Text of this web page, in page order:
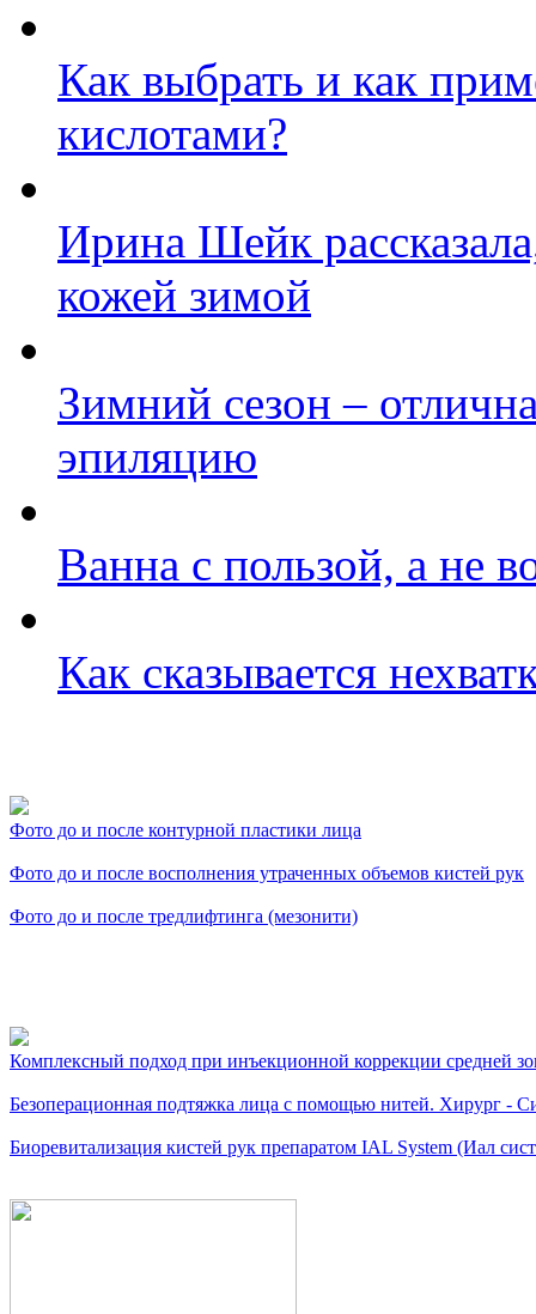
Как выбрать и как
кислотами?
Ирина Шейк
кожей зимой
Зимний сезон –
эпиляцию
Ванна с пользой, а не
Как сказывается
Фото до и после контурной пластики лица
Фото до и после восполнения утраченных объемов кистей рук
Фото до и после тредлифтинга (мезонити)
Комплексный подход при инъекционной коррекции средней
Безоперационная подтяжка лица с помощью нитей. Хирург -
Биоревитализация кистей рук препаратом IAL System (Иал